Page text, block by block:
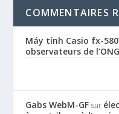
COMMENTAIRES
Máy tính Casio fx-
observateurs de
Gabs WebM-GF sur